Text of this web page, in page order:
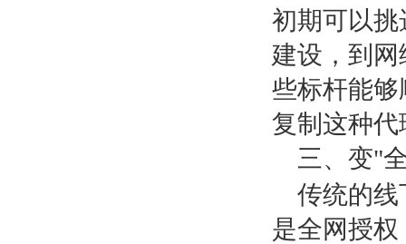
初期可以
建设，到
些标杆能
复制这种
三、变"
传统的线
是全网授